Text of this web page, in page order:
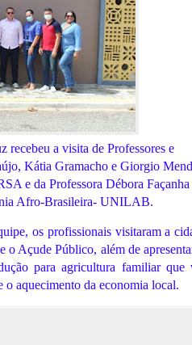
a visita de Professores e
Kátia Gramacho e Giorgio
e da Professora Débora Façanha
Afro-Brasileira- UNILAB.
os profissionais visitaram a
o Açude Público, além de
para agricultura familiar que
aquecimento da economia local.